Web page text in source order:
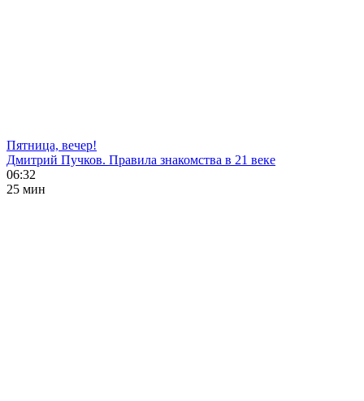
Пятница, вечер!
Дмитрий Пучков. Правила знакомства в 21 веке
06:32
25 мин